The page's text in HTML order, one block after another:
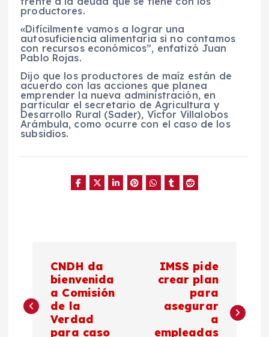
productores.
«Difícilmente vamos a lograr una
autosuficiencia alimentaria si no contamos
con recursos económicos”, enfatizó Juan
Pablo Rojas.
Dijo que los productores de maíz están de
acuerdo con las acciones que planea
emprender la nueva administración, en
particular el secretario de Agricultura y
Desarrollo Rural (Sader), Víctor Villalobos
Arámbula, como ocurre con el caso de los
subsidios.
v
CNDH da
bienvenida
a Comisión
de la
Verdad
para caso
IMSS pide
crear plan
para
asegurar
a
empleadas